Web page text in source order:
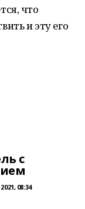
что
и эту его
с
08:34